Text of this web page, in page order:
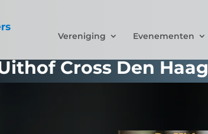
Vereniging Evenementen
Cross Den Haag